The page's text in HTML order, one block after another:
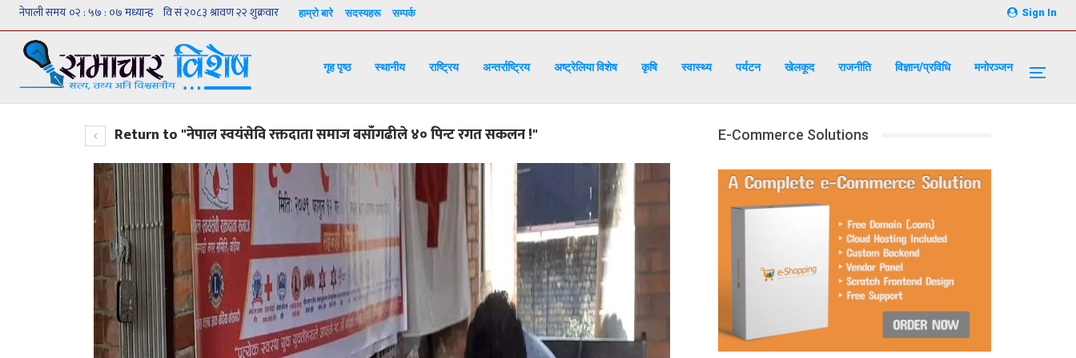
Sign In
हाम्रो बारे सदस्यहरू सम्पर्क
गृह पृष्ठ स्थानीय राष्ट्रिय अन्तर्राष्ट्रिय अष्ट्रेलिया विशेष कृषि स्वास्थ्य पर्यटन खेलकूद राजनीति विज्ञान/प्रविधि मनोरञ्जन
Return to "नेपाल स्वयंसेवि रक्तदाता समाज बसाँगढीले ४० पिन्ट रगत सकलन !" E-Commerce Solutions